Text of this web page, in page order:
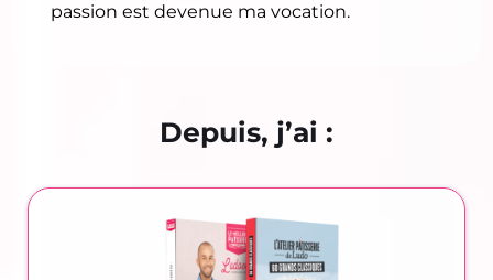
passion est devenue ma vocation.
Depuis, j’ai :